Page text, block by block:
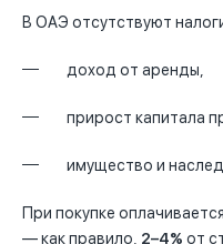
В ОАЭ отсутствуют
доход от аренды,
прирост капитала
имущество и
При покупке
— как правило, 2–4% от